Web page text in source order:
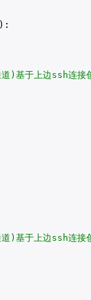
:
于上边ssh连接
于上边ssh连接